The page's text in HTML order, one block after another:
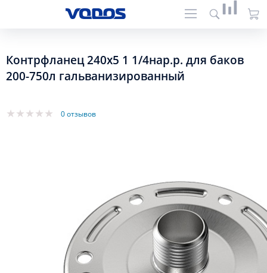
Контрфланец 240х5 1 1/4нар.р. для баков
200-750л гальванизированный
0 отзывов